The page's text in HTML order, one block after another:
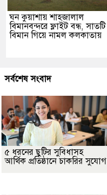
ঘন কুয়াশায় শাহজালাল
বিমানবন্দরে ফ্লাইট বন্ধ, সাতটি
বিমান গিয়ে নামল কলকাতায়
সর্বশেষ সংবাদ
৫ ধরনের ছুটির সুবিধাসহ
আর্থিক প্রতিষ্ঠানে চাকরির সুযোগ